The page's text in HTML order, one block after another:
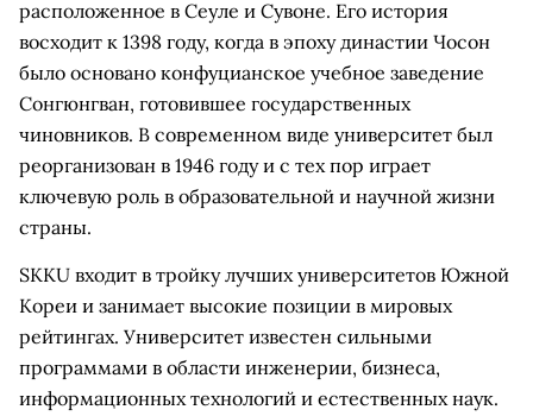
расположенное в Сеуле и Сувоне. Его история
восходит к 1398 году, когда в эпоху династии Чосон
было основано конфуцианское учебное заведение
Сонгюнгван, готовившее государственных
чиновников. В современном виде университет был
реорганизован в 1946 году и с тех пор играет
ключевую роль в образовательной и научной жизни
страны.
SKKU входит в тройку лучших университетов Южной
Кореи и занимает высокие позиции в мировых
рейтингах. Университет известен сильными
программами в области инженерии, бизнеса,
информационных технологий и естественных наук.